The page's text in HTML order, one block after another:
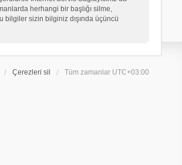
herhangi bir başlığı silme,
bilgiler sizin bilginiz dışında üçüncü
Çerezleri sil Tüm zamanlar UTC+03:00